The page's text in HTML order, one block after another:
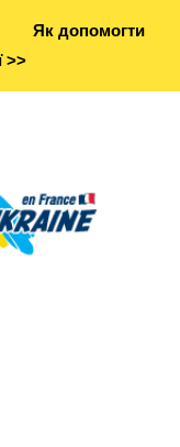
Як допомогти
>>